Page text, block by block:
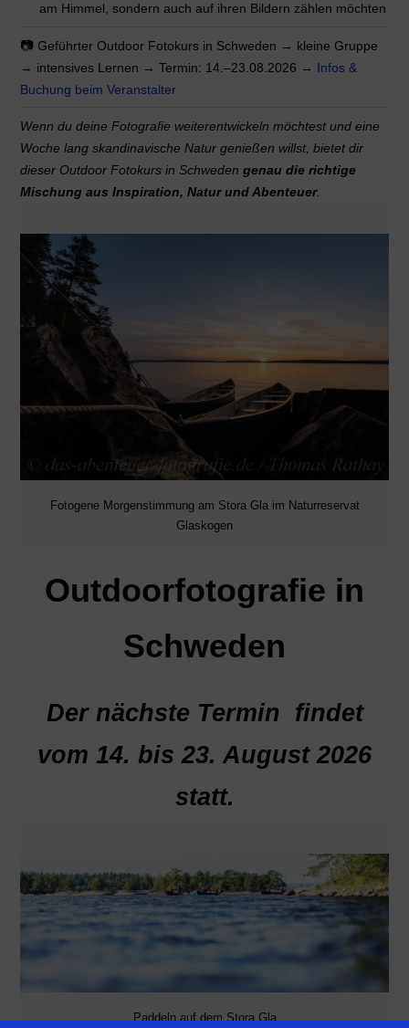
am Himmel, sondern auch auf ihren Bildern zählen möchten
📷 Geführter Outdoor Fotokurs in Schweden → kleine Gruppe
→ intensives Lernen → Termin: 14.–23.08.2026 → Infos &
Buchung beim Veranstalter
Wenn du deine Fotografie weiterentwickeln möchtest und eine
Woche lang skandinavische Natur genießen willst, bietet dir
dieser Outdoor Fotokurs in Schweden genau die richtige
Mischung aus Inspiration, Natur und Abenteuer.
Fotogene Morgenstimmung am Stora Gla im Naturreservat
Glaskogen
Outdoorfotografie in
Schweden
Der nächste Termin findet
vom 14. bis 23. August 2026
statt.
Paddeln auf dem Stora Gla